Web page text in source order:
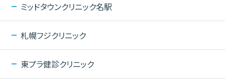
ミッドタウンクリニック名駅
札幌フジクリニック
東プラ健診クリニック